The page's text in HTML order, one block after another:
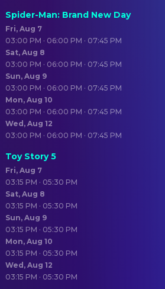
Spider-Man: Brand New Day
Fri, Aug 7
03:00 PM · 06:00 PM · 07:45 PM
Sat, Aug 8
03:00 PM · 06:00 PM · 07:45 PM
Sun, Aug 9
03:00 PM · 06:00 PM · 07:45 PM
Mon, Aug 10
03:00 PM · 06:00 PM · 07:45 PM
Wed, Aug 12
03:00 PM · 06:00 PM · 07:45 PM
Toy Story 5
Fri, Aug 7
03:15 PM · 05:30 PM
Sat, Aug 8
03:15 PM · 05:30 PM
Sun, Aug 9
03:15 PM · 05:30 PM
Mon, Aug 10
03:15 PM · 05:30 PM
Wed, Aug 12
03:15 PM · 05:30 PM